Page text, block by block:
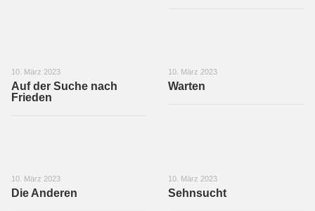
10. März 2023
Auf der Suche nach
Frieden
10. März 2023
Warten
10. März 2023
Die Anderen
10. März 2023
Sehnsucht